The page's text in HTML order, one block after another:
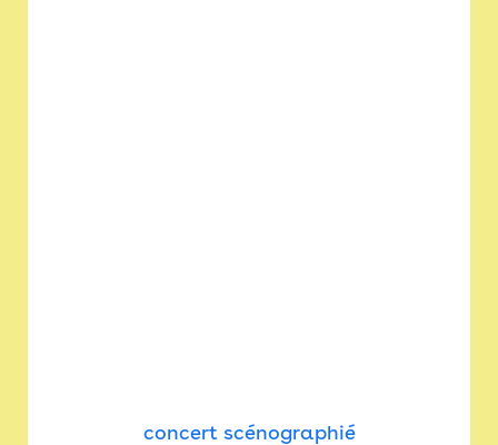
concert scénographié